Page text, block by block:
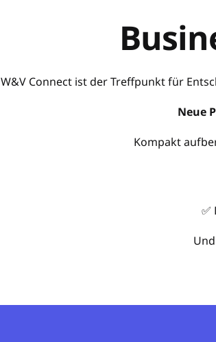
W&V Connect ist der Treffpunkt für
Neue
Kompakt
✅